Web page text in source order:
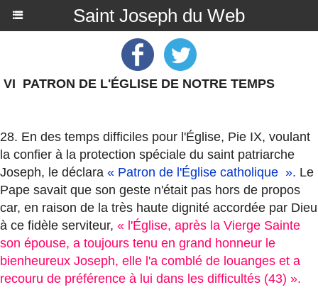
Saint Joseph du Web
VI PATRON DE L'ÉGLISE DE NOTRE TEMPS
28. En des temps difficiles pour l'Église, Pie IX, voulant
la confier à la protection spéciale du saint patriarche
Joseph, le déclara « Patron de l'Église catholique ». Le
Pape savait que son geste n'était pas hors de propos
car, en raison de la très haute dignité accordée par Dieu
à ce fidèle serviteur, « l'Église, après la Vierge Sainte
son épouse, a toujours tenu en grand honneur le
bienheureux Joseph, elle l'a comblé de louanges et a
recouru de préférence à lui dans les difficultés (43) ».